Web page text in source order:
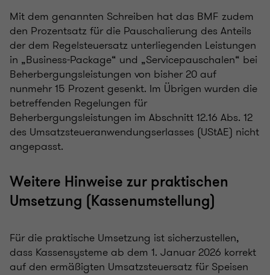
Mit dem genannten Schreiben hat das BMF zudem
den Prozentsatz für die Pauschalierung des Anteils
der dem Regelsteuersatz unterliegenden Leistungen
in „Business-Package“ und „Servicepauschalen“ bei
Beherbergungsleistungen von bisher 20 auf
nunmehr 15 Prozent gesenkt. Im Übrigen wurden die
betreffenden Regelungen für
Beherbergungsleistungen im Abschnitt 12.16 Abs. 12
des Umsatzsteueranwendungserlasses (UStAE) nicht
angepasst.
Weitere Hinweise zur praktischen
Umsetzung (Kassenumstellung)
Für die praktische Umsetzung ist sicherzustellen,
dass Kassensysteme ab dem 1. Januar 2026 korrekt
auf den ermäßigten Umsatzsteuersatz für Speisen